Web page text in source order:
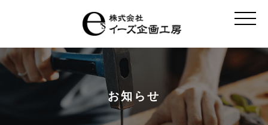
t
o
a
i
g
a
お知らせ